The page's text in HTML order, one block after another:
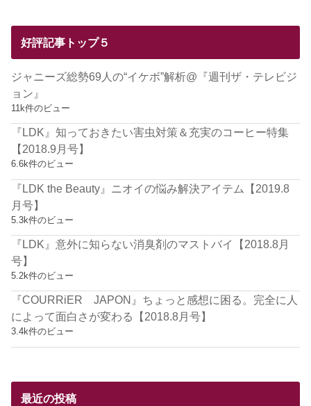
好評記事トップ５
ジャニーズ総勢69人の“イケボ”解析@『週刊ザ・テレビジ
ョン』
11k件のビュー
『LDK』知っておきたい害虫対策＆充実のコーヒー特集
【2018.9月号】
6.6k件のビュー
『LDK the Beauty』ニオイの悩み解決アイテム【2019.8
月号】
5.3k件のビュー
『LDK』意外に知らない消臭剤のマストバイ【2018.8月
号】
5.2k件のビュー
『COURRiER JAPON』ちょっと感想に困る。完全に人
によって面白さが変わる【2018.8月号】
3.4k件のビュー
最近の投稿